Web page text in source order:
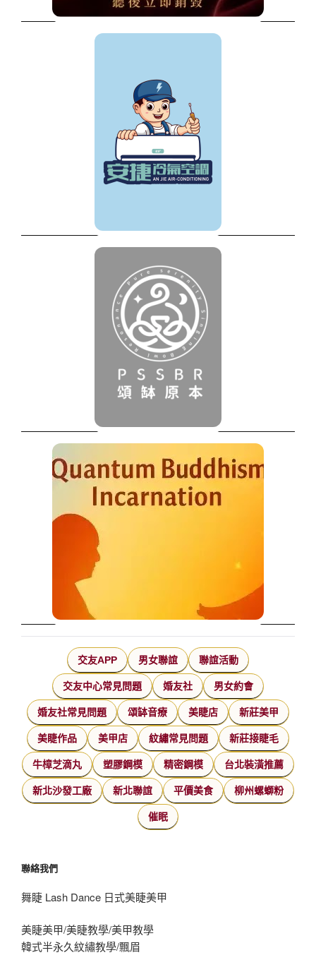
交友APP 男女聯誼 聯誼活動
交友中心常見問題 婚友社 男女約會
婚友社常見問題 頌缽音療 美睫店 新莊美甲
美睫作品 美甲店 紋繡常見問題 新莊接睫毛
牛樟芝滴丸 塑膠鋼模 精密鋼模 台北裝潢推薦
新北沙發工廠 新北聯誼 平價美食 柳州螺螄粉
催眠
聯絡我們
舞睫 Lash Dance 日式美睫美甲
美睫美甲/美睫教學/美甲教學
韓式半永久紋繡教學/飄眉